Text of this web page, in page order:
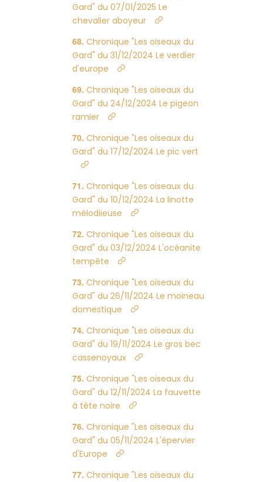
Gard" du 07/01/2025 Le
chevalier aboyeur
Chronique "Les oiseaux du
Gard" du 31/12/2024 Le verdier
d'europe
Chronique "Les oiseaux du
Gard" du 24/12/2024 Le pigeon
ramier
Chronique "Les oiseaux du
Gard" du 17/12/2024 Le pic vert
Chronique "Les oiseaux du
Gard" du 10/12/2024 La linotte
mélodiieuse
Chronique "Les oiseaux du
Gard" du 03/12/2024 L'océanite
tempête
Chronique "Les oiseaux du
Gard" du 26/11/2024 Le moineau
domestique
Chronique "Les oiseaux du
Gard" du 19/11/2024 Le gros bec
cassenoyaux
Chronique "Les oiseaux du
Gard" du 12/11/2024 La fauvette
à tête noire
Chronique "Les oiseaux du
Gard" du 05/11/2024 L'épervier
d'Europe
Chronique "Les oiseaux du